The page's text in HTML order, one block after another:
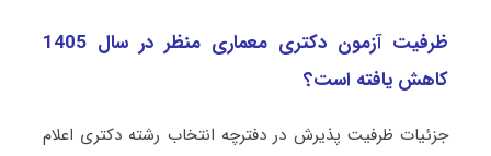
ظرفیت آزمون دکتری معماری منظر در سال 1405
کاهش یافته است؟
جزئیات ظرفیت پذیرش در دفترچه انتخاب رشته دکتری اعلام